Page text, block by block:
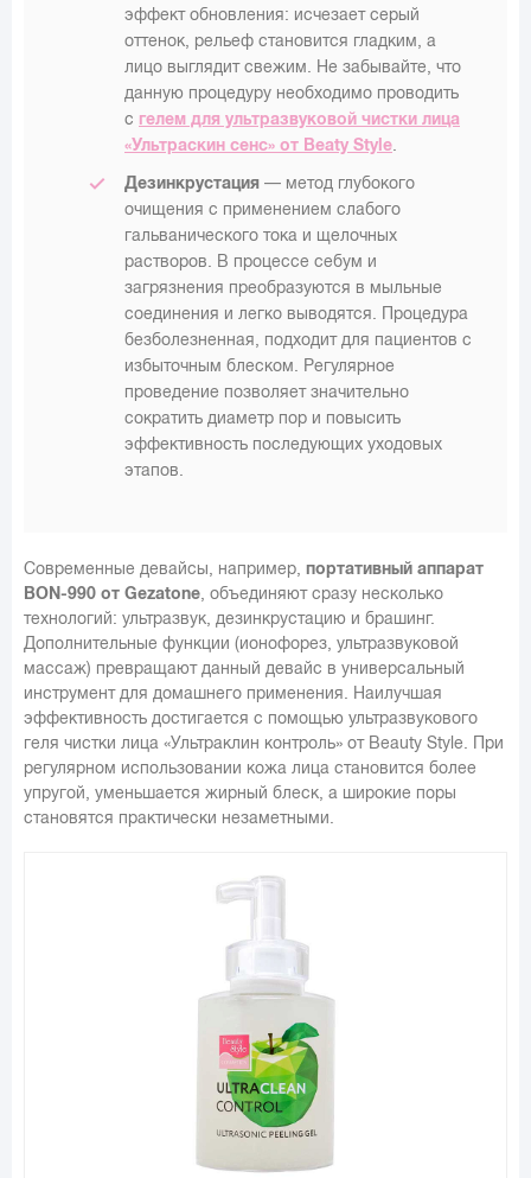
эффект обновления: исчезает серый
оттенок, рельеф становится гладким, а
лицо выглядит свежим. Не забывайте, что
данную процедуру необходимо проводить
с гелем для ультразвуковой чистки лица
«Ультраскин сенс» от Beaty Style
Дезинкрустация — метод глубокого
очищения с применением слабого
гальванического тока и щелочных
растворов. В процессе себум и
загрязнения преобразуются в мыльные
соединения и легко выводятся. Процедура
безболезненная, подходит для пациентов с
избыточным блеском. Регулярное
проведение позволяет значительно
сократить диаметр пор и повысить
эффективность последующих уходовых
этапов.
Современные девайсы, например, портативный аппарат
BON-990 от Gezatone , объединяют сразу несколько
технологий: ультразвук, дезинкрустацию и брашинг.
Дополнительные функции (ионофорез, ультразвуковой
массаж) превращают данный девайс в универсальный
инструмент для домашнего применения. Наилучшая
эффективность достигается с помощью ультразвукового
геля чистки лица «Ультраклин контроль» от Beauty Style. При
регулярном использовании кожа лица становится более
упругой, уменьшается жирный блеск, а широкие поры
становятся практически незаметными.